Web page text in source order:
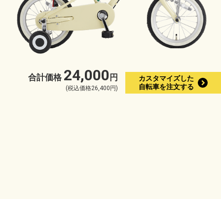
合計価格 24,000 円
(税込価格26,400円)
カスタマイズした
自転車を注文する